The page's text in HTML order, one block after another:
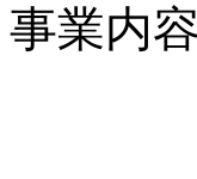
事業内
スキ
スキ